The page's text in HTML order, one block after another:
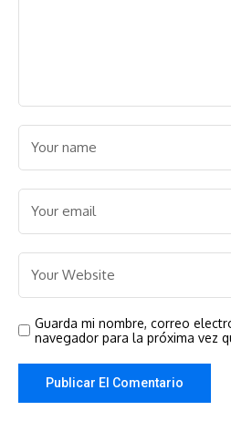
Guarda mi nombre, correo
navegador para la próxima vez